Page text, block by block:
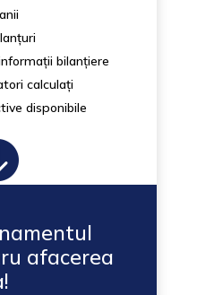
bilanțiere
calculați
disponibile
afacerea